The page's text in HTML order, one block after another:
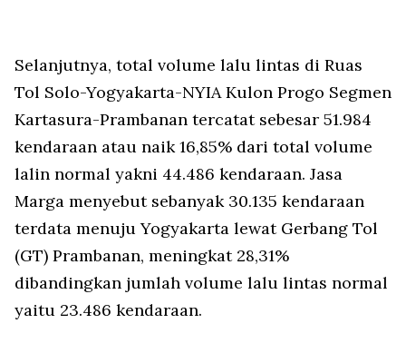
Selanjutnya, total volume lalu lintas di Ruas
Tol Solo-Yogyakarta-NYIA Kulon Progo Segmen
Kartasura-Prambanan tercatat sebesar 51.984
kendaraan atau naik 16,85% dari total volume
lalin normal yakni 44.486 kendaraan. Jasa
Marga menyebut sebanyak 30.135 kendaraan
terdata menuju Yogyakarta lewat Gerbang Tol
(GT) Prambanan, meningkat 28,31%
dibandingkan jumlah volume lalu lintas normal
yaitu 23.486 kendaraan.